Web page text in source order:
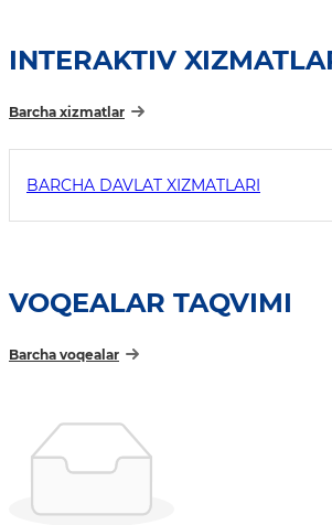
INTERAKTIV
Barcha xizmatlar
BARCHA DAVLAT XIZMATLARI
VOQEALAR TAQVIMI
Barcha voqealar